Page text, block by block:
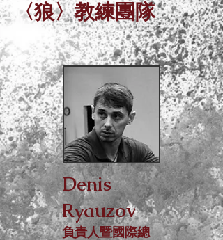
〈狼〉教練團隊
Denis
Ryauzov
負責人暨國際總